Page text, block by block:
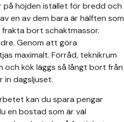
på höjden istället för bredd och
en av dem bara är hälften som
bort schaktmassor.
Genom att göra
maximalt. Förråd, teknikrum
och kök läggs så långt bort från
in dagsljuset.
kan du spara pengar
en bostad som är väl